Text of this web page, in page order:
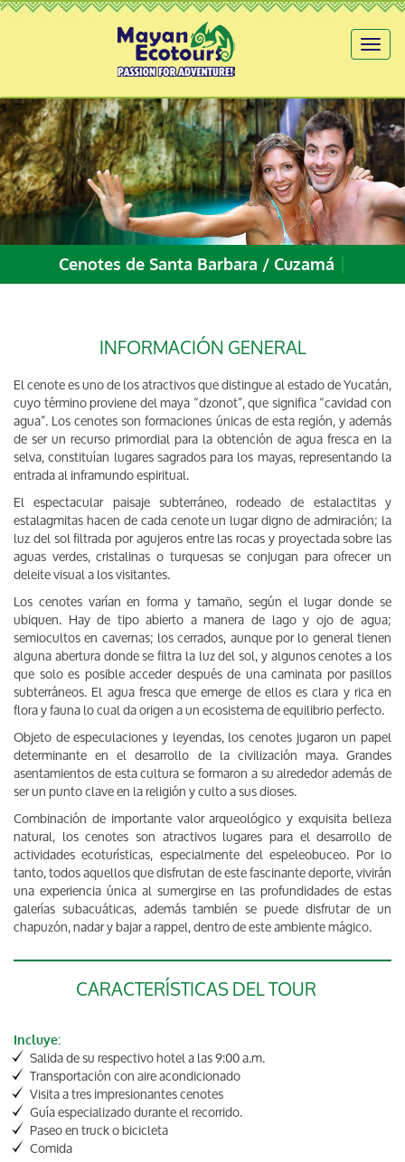
Cenotes de Santa Barbara / Cuzamá
INFORMACIÓN GENERAL
El cenote es uno de los atractivos que distingue al estado de Yucatán,
cuyo término proviene del maya “dzonot”, que significa “cavidad con
agua”. Los cenotes son formaciones únicas de esta región, y además
de ser un recurso primordial para la obtención de agua fresca en la
selva, constituían lugares sagrados para los mayas, representando la
entrada al inframundo espiritual.
El espectacular paisaje subterráneo, rodeado de estalactitas y
estalagmitas hacen de cada cenote un lugar digno de admiración; la
luz del sol filtrada por agujeros entre las rocas y proyectada sobre las
aguas verdes, cristalinas o turquesas se conjugan para ofrecer un
deleite visual a los visitantes.
Los cenotes varían en forma y tamaño, según el lugar donde se
ubiquen. Hay de tipo abierto a manera de lago y ojo de agua;
semiocultos en cavernas; los cerrados, aunque por lo general tienen
alguna abertura donde se filtra la luz del sol, y algunos cenotes a los
que solo es posible acceder después de una caminata por pasillos
subterráneos. El agua fresca que emerge de ellos es clara y rica en
flora y fauna lo cual da origen a un ecosistema de equilibrio perfecto.
Objeto de especulaciones y leyendas, los cenotes jugaron un papel
determinante en el desarrollo de la civilización maya. Grandes
asentamientos de esta cultura se formaron a su alrededor además de
ser un punto clave en la religión y culto a sus dioses.
Combinación de importante valor arqueológico y exquisita belleza
natural, los cenotes son atractivos lugares para el desarrollo de
actividades ecoturísticas, especialmente del espeleobuceo. Por lo
tanto, todos aquellos que disfrutan de este fascinante deporte, vivirán
una experiencia única al sumergirse en las profundidades de estas
galerías subacuáticas, además también se puede disfrutar de un
chapuzón, nadar y bajar a rappel, dentro de este ambiente mágico.
CARACTERÍSTICAS DEL TOUR
Incluye:
Salida de su respectivo hotel a las 9:00 a.m.
Transportación con aire acondicionado
Visita a tres impresionantes cenotes
Guía especializado durante el recorrido.
Paseo en truck o bicicleta
Comida